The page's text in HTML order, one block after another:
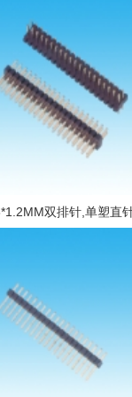
双排针,单塑直